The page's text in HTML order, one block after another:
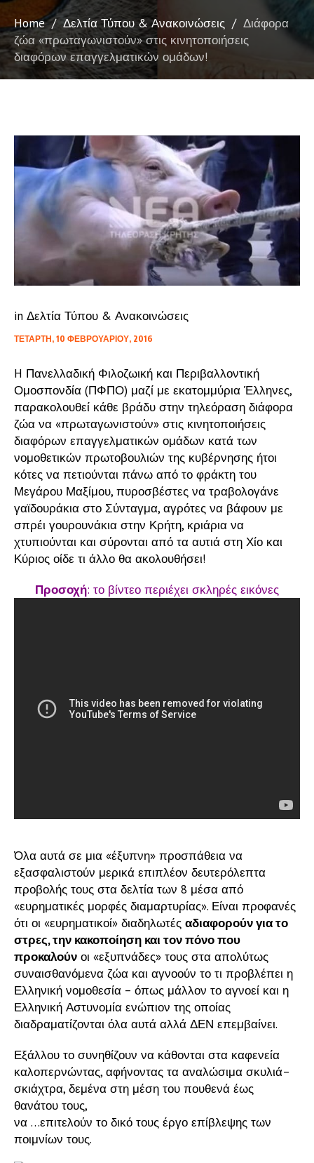
Home / Δελτία Τύπου & Ανακοινώσεις / Διάφορα
ζώα «πρωταγωνιστούν» στις κινητοποιήσεις
διαφόρων επαγγελματικών ομάδων!
in Δελτία Τύπου & Ανακοινώσεις
ΤΕΤΆΡΤΗ, 10 ΦΕΒΡΟΥΑΡΊΟΥ, 2016
H Πανελλαδική Φιλοζωική και Περιβαλλοντική
Ομοσπονδία (ΠΦΠΟ) μαζί με εκατομμύρια Έλληνες,
παρακολουθεί κάθε βράδυ στην τηλεόραση διάφορα
ζώα να «πρωταγωνιστούν» στις κινητοποιήσεις
διαφόρων επαγγελματικών ομάδων κατά των
νομοθετικών πρωτοβουλιών της κυβέρνησης ήτοι
κότες να πετιούνται πάνω από το φράκτη του
Μεγάρου Μαξίμου, πυροσβέστες να τραβολογάνε
γαϊδουράκια στο Σύνταγμα, αγρότες να βάφουν με
σπρέι γουρουνάκια στην Κρήτη, κριάρια να
χτυπιούνται και σύρονται από τα αυτιά στη Χίο και
Κύριος οίδε τι άλλο θα ακολουθήσει!
Προσοχή: το βίντεο περιέχει σκληρές εικόνες
Όλα αυτά σε μια «έξυπνη» προσπάθεια να
εξασφαλιστούν μερικά επιπλέον δευτερόλεπτα
προβολής τους στα δελτία των 8 μέσα από
«ευρηματικές μορφές διαμαρτυρίας». Είναι προφανές
ότι οι «ευρηματικοί» διαδηλωτές αδιαφορούν για το
στρες, την κακοποίηση και τον πόνο που
προκαλούν οι «εξυπνάδες» τους στα απολύτως
συναισθανόμενα ζώα και αγνοούν το τι προβλέπει η
Ελληνική νομοθεσία – όπως μάλλον το αγνοεί και η
Ελληνική Αστυνομία ενώπιον της οποίας
διαδραματίζονται όλα αυτά αλλά ΔΕΝ επεμβαίνει.
Εξάλλου το συνηθίζουν να κάθονται στα καφενεία
καλοπερνώντας, αφήνοντας τα αναλώσιμα σκυλιά–
σκιάχτρα, δεμένα στη μέση του πουθενά έως
θανάτου τους,
να …επιτελούν το δικό τους έργο επίβλεψης των
ποιμνίων τους.